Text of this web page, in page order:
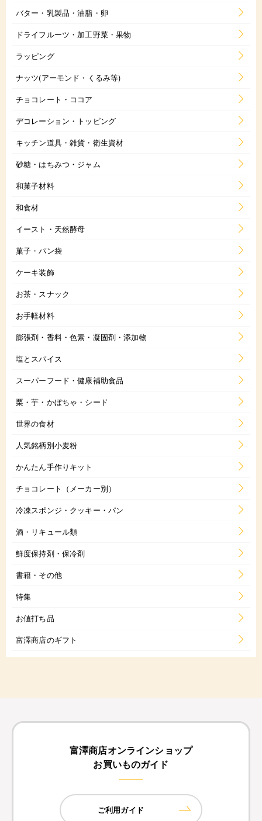
バター・乳製品・油脂・卵
ドライフルーツ・加工野菜・果物
ラッピング
ナッツ(アーモンド・くるみ等)
チョコレート・ココア
デコレーション・トッピング
キッチン道具・雑貨・衛生資材
砂糖・はちみつ・ジャム
和菓子材料
和食材
イースト・天然酵母
菓子・パン袋
ケーキ装飾
お茶・スナック
お手軽材料
膨張剤・香料・色素・凝固剤・添加物
塩とスパイス
スーパーフード・健康補助食品
栗・芋・かぼちゃ・シード
世界の食材
人気銘柄別小麦粉
かんたん手作りキット
チョコレート（メーカー別）
冷凍スポンジ・クッキー・パン
酒・リキュール類
鮮度保持剤・保冷剤
書籍・その他
特集
お値打ち品
富澤商店のギフト
富澤商店オンラインショップ
お買いものガイド
ご利用ガイド